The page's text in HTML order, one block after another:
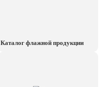
Каталог флажной продукции